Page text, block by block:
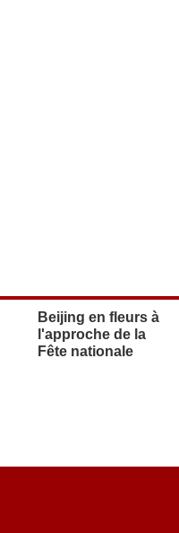
Beijing en fleurs à
l'approche de la
Fête nationale